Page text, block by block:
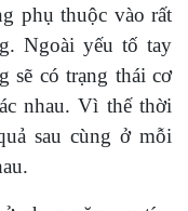
phụ thuộc vào rất
Ngoài yếu tố tay
sẽ có trạng thái cơ
nhau. Vì thế thời
sau cùng ở mỗi